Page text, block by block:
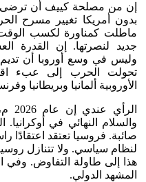
إن من مصلحة كييف أن ترضى
بدون أمريكا تغيير مسرح
ماطلت كمناورة لكسب الوقت
جديد لنصرتها. إن القدرة
وليس في وسع أوروبا أن تديم
تحولت الحرب إلى عبء
الأوروبية ألمانيا وبريطانيا
والسلام النهائي في
صائبة. فروسيا تعتقد
لنظام سياسي. ولا تتنازل
هذا إلى طاولة التفاوض. وفي
المشهد الدولي.